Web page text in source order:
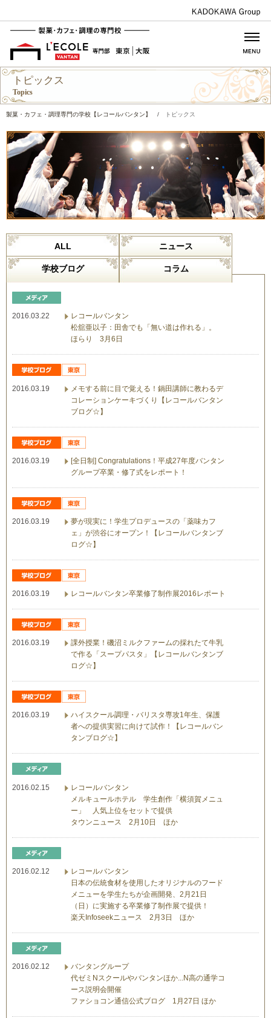
トピックス
Topics
製菓・カフェ・調理専門の学校【レコールバンタン】 / トピックス
ALL ニュース
学校ブログ コラム
2016.03.22
レコールバンタン
松舘亜以子：田舎でも「無い道は作れる」。
ほらり 3月6日
2016.03.19
メモする前に目で覚える！鍋田講師に教わるデ
コレーションケーキづくり【レコールバンタン
ブログ☆】
2016.03.19
[全日制] Congratulations！平成27年度バンタン
グループ卒業・修了式をレポート！
2016.03.19
夢が現実に！学生プロデュースの「薬味カフ
ェ」が渋谷にオープン！【レコールバンタンブ
ログ☆】
2016.03.19 レコールバンタン卒業修了制作展2016レポート
2016.03.19
課外授業！磯沼ミルクファームの採れたて牛乳
で作る「スープパスタ」【レコールバンタンブ
ログ☆】
2016.03.19
ハイスクール調理・バリスタ専攻1年生、保護
者への提供実習に向けて試作！【レコールバン
タンブログ☆】
2016.02.15
レコールバンタン
メルキュールホテル 学生創作「横須賀メニュ
ー」 人気上位をセットで提供
タウンニュース 2月10日 ほか
2016.02.12
レコールバンタン
日本の伝統食材を使用したオリジナルのフード
メニューを学生たちが企画開発、2月21日
（日）に実施する卒業修了制作展で提供！
楽天Infoseekニュース 2月3日 ほか
2016.02.12
バンタングループ
代ゼミNスクールやバンタンほか...N高の通学コ
ース説明会開催
ファショコン通信公式ブログ 1月27日 ほか